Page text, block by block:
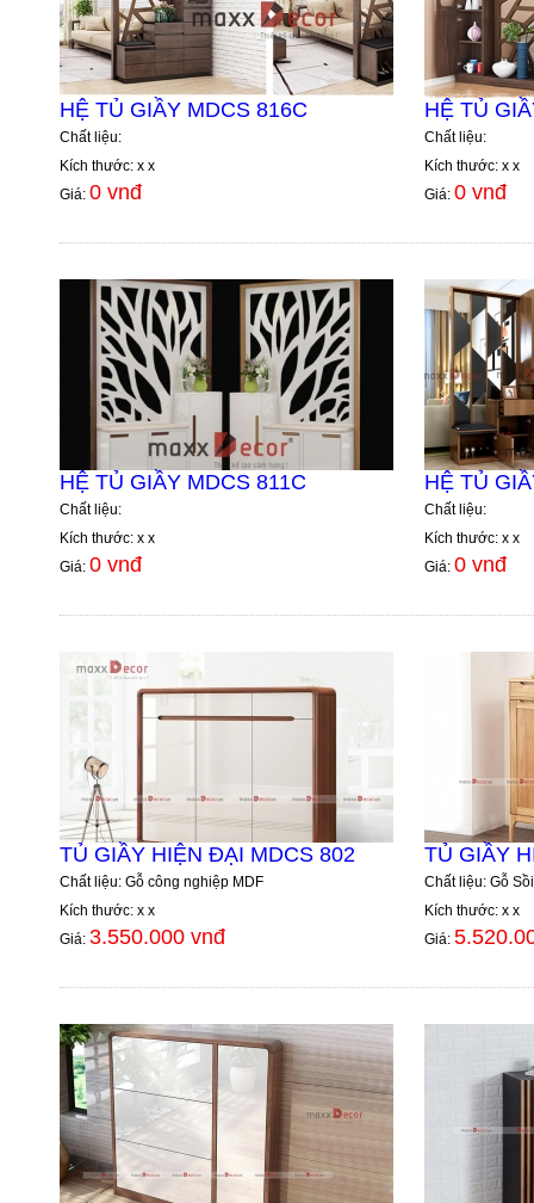
HỆ TỦ GIẦY MDCS 816C
Chất liệu:
Kích thước: x x
Giá: 0 vnđ
HỆ TỦ
Chất liệu:
Kích thước: x x
Giá: 0 vnđ
HỆ TỦ GIẦY MDCS 811C
Chất liệu:
Kích thước: x x
Giá: 0 vnđ
HỆ TỦ
Chất liệu:
Kích thước: x x
Giá: 0 vnđ
TỦ GIẦY HIỆN ĐẠI MDCS 802
Chất liệu: Gỗ công nghiệp MDF
Kích thước: x x
Giá: 3.550.000 vnđ
TỦ GIẦY
Chất liệu: Gỗ
Kích thước: x x
Giá: